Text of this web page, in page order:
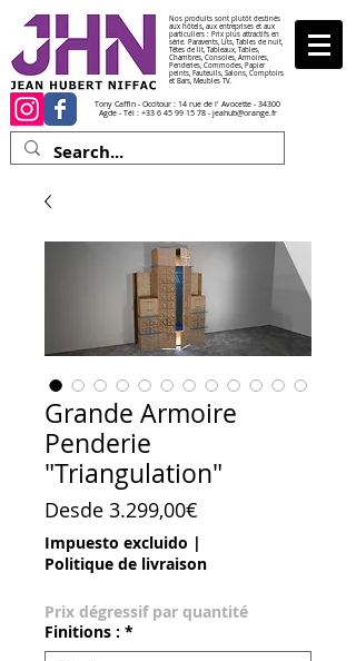
Nos produits sont plutôt destinés
aux hôtels, aux entreprises et aux
particuliers : Prix plus attractifs en
série. Paravents, Lits, Tables de nuit,
Têtes de lit, Tableaux, Tables,
Chambres, Consoles, Armoires,
Penderies, Commodes, Papier
peints, Fauteuils, Salons, Comptoirs
et Bars, Meubles TV.
Tony Caffin - Occitour : 14 rue de l' Avocette - 34300
Agde - Tél : +33 6 45 99 15 78- jeahub@orange.fr
Grande Armoire
Penderie
"Triangulation"
Desde 3.299,00€
Impuesto excluido |
Politique de livraison
Prix dégressif par quantité
Finitions : *